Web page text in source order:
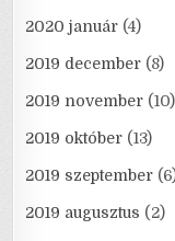
2020 január (4)
2019 december (8)
2019 november (10)
2019 október (13)
2019 szeptember
2019 augusztus (2)